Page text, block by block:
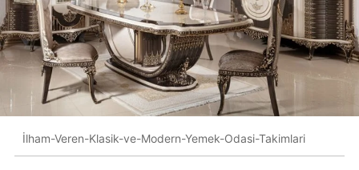
İlham-Veren-Klasik-ve-Modern-Yemek-Odasi-Takimlari